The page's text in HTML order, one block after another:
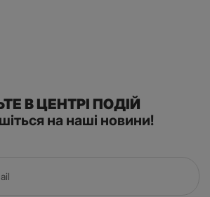
В ЦЕНТРІ ПОДІЙ
на наші новини!